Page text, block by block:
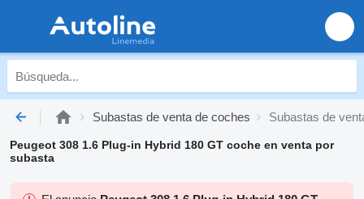
Subastas de venta de coches Subastas de
Peugeot 308 1.6 Plug-in Hybrid 180 GT coche en venta por
subasta